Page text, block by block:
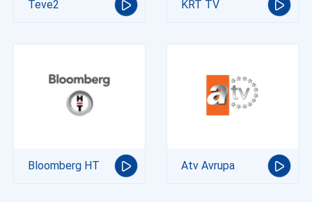
Teve2 KRT TV
Bloomberg HT Atv Avrupa